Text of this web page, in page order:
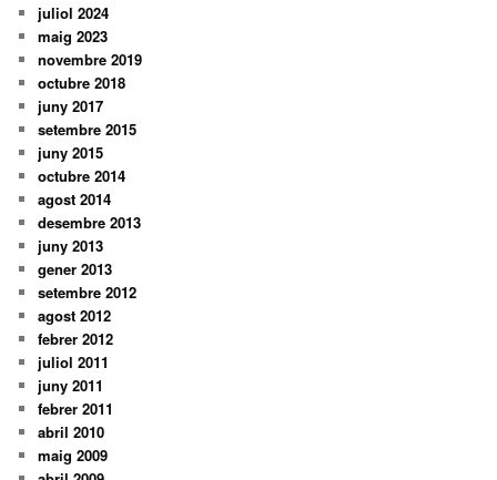
juliol 2024
maig 2023
novembre 2019
octubre 2018
juny 2017
setembre 2015
juny 2015
octubre 2014
agost 2014
desembre 2013
juny 2013
gener 2013
setembre 2012
agost 2012
febrer 2012
juliol 2011
juny 2011
febrer 2011
abril 2010
maig 2009